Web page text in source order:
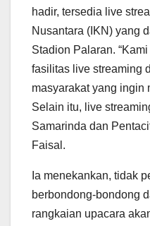
hadir, tersedia live
Nusantara (IKN) yang
Stadion Palaran.
fasilitas live streaming
masyarakat yang ingin
Selain itu, live
Samarinda dan
Faisal.
Ia menekankan, tidak
berbondong-bondong
rangkaian upacara